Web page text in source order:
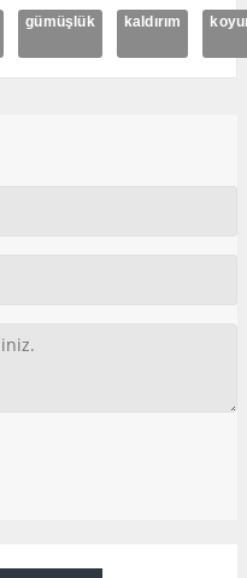
gümüşlük kaldırım